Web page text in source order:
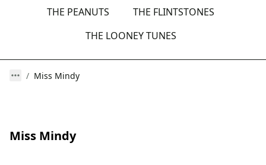
THE PEANUTS
THE FLINTSTONES
THE LOONEY TUNES
Miss Mindy
Miss Mindy